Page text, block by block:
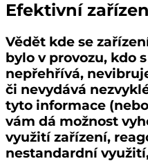
Efektivní
Vědět kde se
bylo v provozu, kdo
nepřehřívá,
či nevydává
tyto informace
vám dá možnost
využití zařízení,
nestandardní